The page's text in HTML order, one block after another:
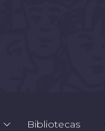
Bibliotecas